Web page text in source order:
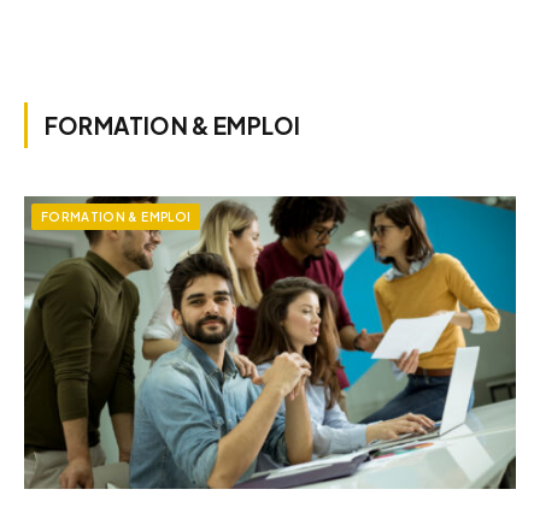
FORMATION & EMPLOI
FORMATION & EMPLOI